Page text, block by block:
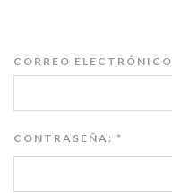
CORREO ELECTRÓNICO
CONTRASEÑA: *